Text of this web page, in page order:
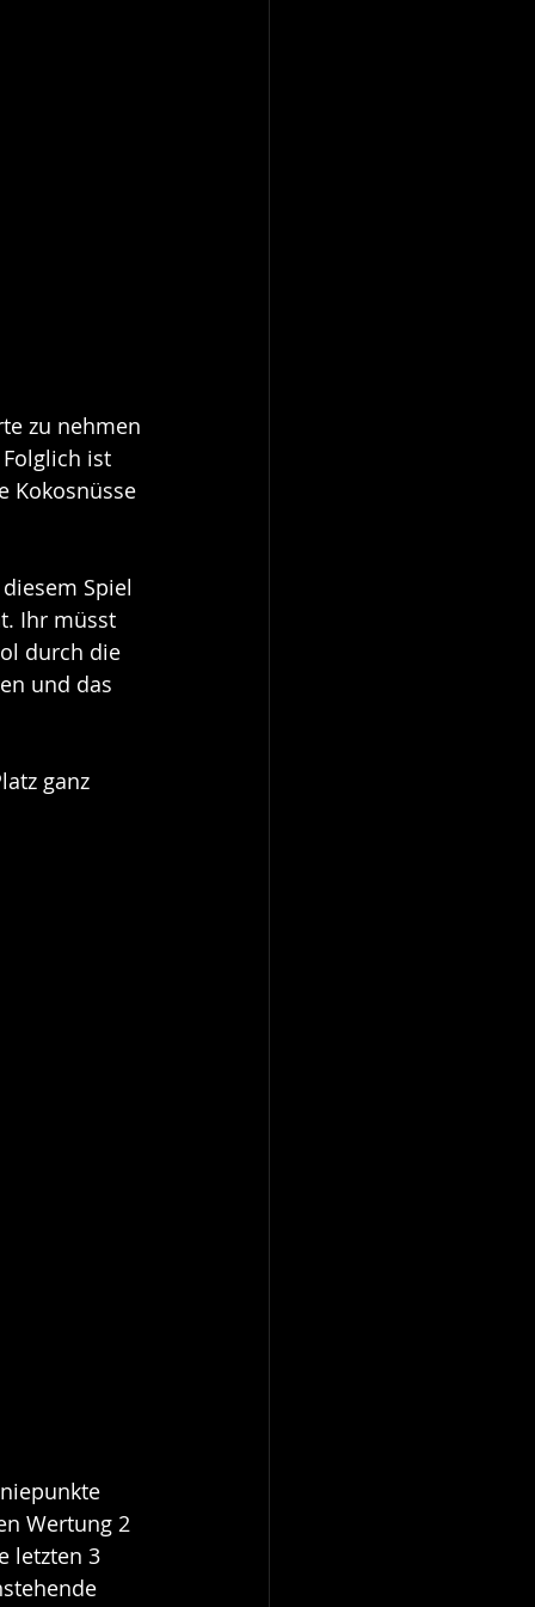
zu nehmen
ist
Kokosnüsse
Spiel
Ihr müsst
durch die
und das
ganz
Wertung 2
letzten 3